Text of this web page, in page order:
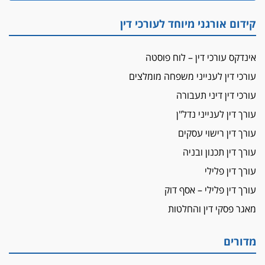
מאסר לעורך הדין
פיקטיביות בשם פלסטינים
על המידתיות
ביה"ד המשמעתי ביטל השעיה לצמיתות של
עורכת-דין שהביעה שמחה ב-7 באוקטובר
אשם
עו"ד הלל בבייב הורשע בהונאת עשרות לקוחות,
ההסדר: 7-9 שנות מאסר
דין ומקרקעין
עורך דין ברמת השרון נחקר בחשד למרמה בעסקת
תובעת משטרתית פוטרה בחשד לעישון סמים
שנחשף בפעילות בלשים בטלגרם
קידום אורגני מיוחד לעורכי דין
אינדקס עורכי דין – לוח פוסטה
עורכי דין לענייני משפחה מומלצים
עורכי דין דיני תעבורה
עורך דין לענייני נדל"ן
עורך דין רישוי עסקים
עורך דין תכנון ובניה
עורך דין פלילי
עורך דין פלילי – אסף דוק
מאגר פסקי דין והחלטות
מדורים